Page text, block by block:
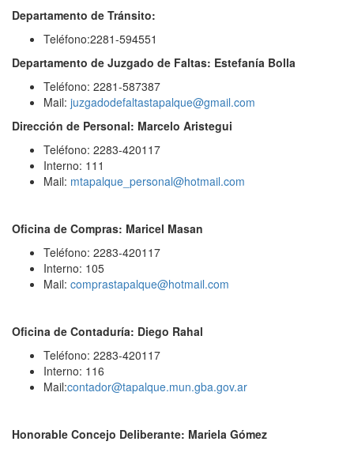
Departamento de Tránsito:
Teléfono:2281-594551
Departamento de Juzgado de Faltas: Estefanía Bolla
Teléfono: 2281-587387
Mail: juzgadodefaltastapalque@gmail.com
Dirección de Personal: Marcelo Aristegui
Teléfono: 2283-420117
Interno: 111
Mail: mtapalque_personal@hotmail.com
Oficina de Compras: Maricel Masan
Teléfono: 2283-420117
Interno: 105
Mail: comprastapalque@hotmail.com
Oficina de Contaduría: Diego Rahal
Teléfono: 2283-420117
Interno: 116
Mail:contador@tapalque.mun.gba.gov.ar
Honorable Concejo Deliberante: Mariela Gómez